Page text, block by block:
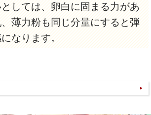
しては、卵白に固まる力があ
薄力粉も同じ分量にすると弾
なります。